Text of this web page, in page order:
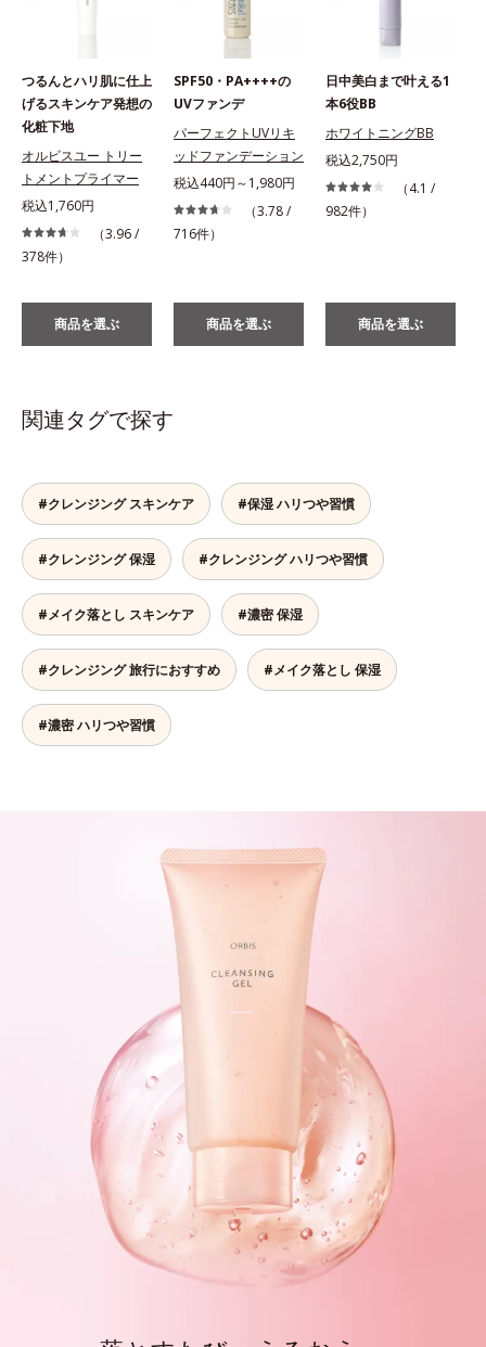
つるんとハリ肌に仕上
げるスキンケア発想の
化粧下地
オルビスユー トリー
トメントプライマー
税込1,760円
（3.96 /
378件）
商品を選ぶ
SPF50・PA++++の
UVファンデ
パーフェクトUVリキ
ッドファンデーション
税込440円～1,980円
（3.78 /
716件）
商品を選ぶ
日中美白まで叶える1
本6役BB
ホワイトニングBB
税込2,750円
（4.1 /
982件）
商品を選ぶ
関連タグで探す
#クレンジング スキンケア #保湿 ハリつや習慣
#クレンジング 保湿 #クレンジング ハリつや習慣
#メイク落とし スキンケア #濃密 保湿
#クレンジング 旅行におすすめ #メイク落とし 保湿
#濃密 ハリつや習慣